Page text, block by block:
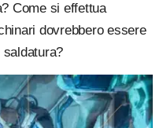
Come si effettua
dovrebbero essere